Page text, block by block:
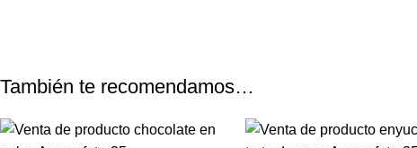
También te recomendamos…